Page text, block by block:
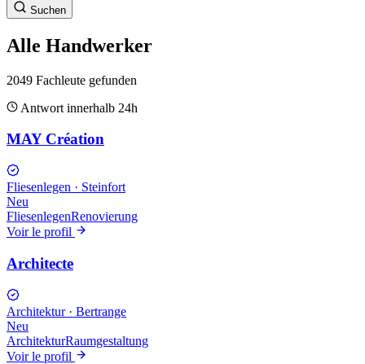
Suchen
Alle Handwerker
2049 Fachleute gefunden
Antwort innerhalb 24h
MAY Création
Fliesenlegen · Steinfort
Neu
FliesenlegenRenovierung
Voir le profil
Architecte
Architektur · Bertrange
Neu
ArchitekturRaumgestaltung
Voir le profil